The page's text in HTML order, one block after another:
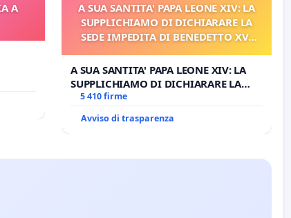
A
A SUA SANTITA' PAPA LEONE XIV: LA
SUPPLICHIAMO DI DICHIARARE LA
SEDE IMPEDITA DI BENEDETTO XVI
PROCESSO
A SUA SANTITA' PAPA LEONE XIV: LA
SUPPLICHIAMO DI DICHIARARE LA
SEDE IMPEDITA DI BENEDETTO XVI E/O
DI FAR APRIRE IL RELATIVO PROCESSO
5 410 firme
Avviso di trasparenza